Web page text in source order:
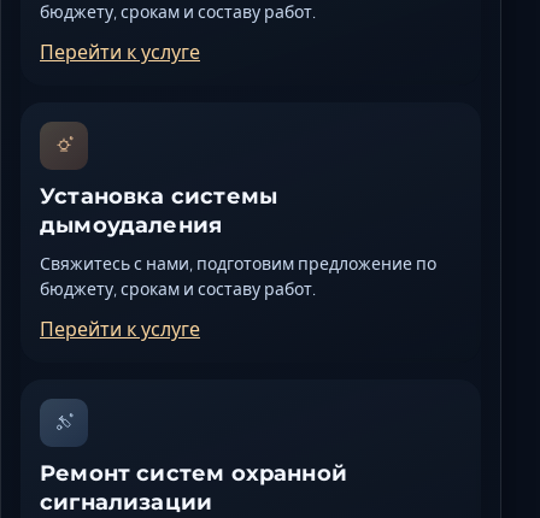
бюджету, срокам и составу работ.
Перейти к услуге
Установка системы
дымоудаления
Свяжитесь с нами, подготовим предложение по
бюджету, срокам и составу работ.
Перейти к услуге
Ремонт систем охранной
сигнализации